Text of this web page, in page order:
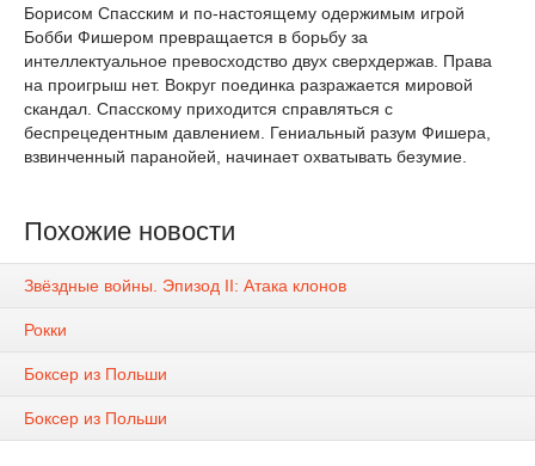
Борисом Спасским и по-настоящему одержимым игрой
Бобби Фишером превращается в борьбу за
интеллектуальное превосходство двух сверхдержав. Права
на проигрыш нет. Вокруг поединка разражается мировой
скандал. Спасскому приходится справляться с
беспрецедентным давлением. Гениальный разум Фишера,
взвинченный паранойей, начинает охватывать безумие.
Похожие новости
Звёздные войны. Эпизод II: Атака клонов
Рокки
Боксер из Польши
Боксер из Польши